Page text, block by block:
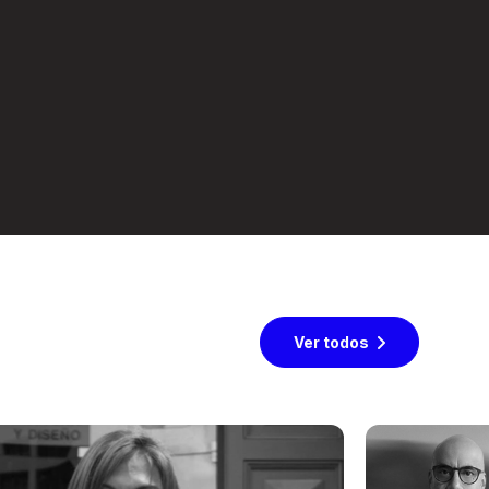
Ver todos